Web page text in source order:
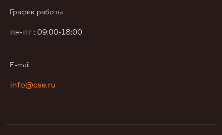
График работы
пн-пт : 09:00-18:00
E-mail
info@cse.ru